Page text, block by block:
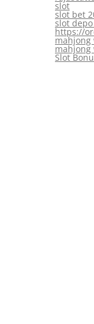
slot
slot bet
slot
https://
mahjong
mahjong
Slot